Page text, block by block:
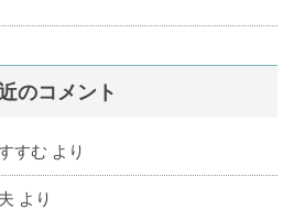
のコメント
すむ より
より